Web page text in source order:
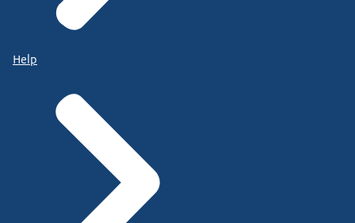
Help